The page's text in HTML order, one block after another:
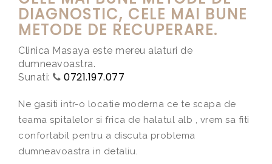
DIAGNOSTIC, CELE MAI BUNE
METODE DE RECUPERARE.
Clinica Masaya este mereu alaturi de
dumneavoastra.
Sunati:
0721.197.077
Ne gasiti intr-o locatie moderna ce te scapa de
teama spitalelor si frica de halatul alb , vrem sa fiti
confortabil pentru a discuta problema
dumneavoastra in detaliu.